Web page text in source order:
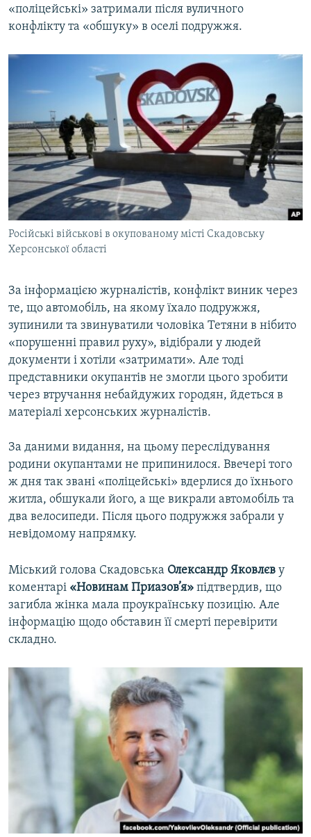
«поліцейські» затримали після вуличного
конфлікту та «обшуку» в оселі подружжя.
Російські військові в окупованому місті Скадовську
Херсонської області
За інформацією журналістів, конфлікт виник через
те, що автомобіль, на якому їхало подружжя,
зупинили та звинуватили чоловіка Тетяни в нібито
«порушенні правил руху», відібрали у людей
документи і хотіли «затримати». Але тоді
представники окупантів не змогли цього зробити
через втручання небайдужих городян, йдеться в
матеріалі херсонських журналістів.
За даними видання, на цьому переслідування
родини окупантами не припинилося. Ввечері того
ж дня так звані «поліцейські» вдерлися до їхнього
житла, обшукали його, а ще викрали автомобіль та
два велосипеди. Після цього подружжя забрали у
невідомому напрямку.
Міський голова Скадовська Олександр Яковлєв у
коментарі «Новинам Приазов’я» підтвердив, що
загибла жінка мала проукраїнську позицію. Але
інформацію щодо обставин її смерті перевірити
складно.